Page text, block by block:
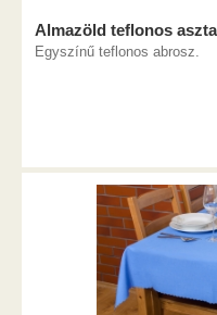
Almazöld teflonos
Egyszínű teflonos abrosz.